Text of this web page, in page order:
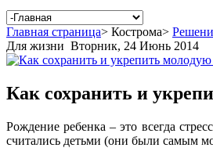
Главная страница> Кострома>
Для жизни Вторник, 24 Июнь 2014
Как сохранить и
Рождение ребенка – это всегда
считались детьми (они были самым